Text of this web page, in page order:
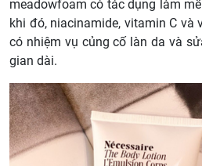
meadowfoam có tác dụng làm
khi đó, niacinamide, vitamin C và
có nhiệm vụ củng cố làn da và
gian dài.